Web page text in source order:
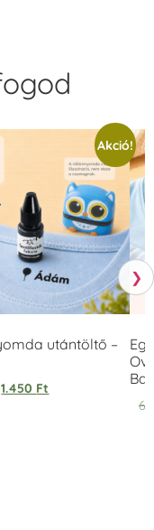
Akció!
utántöltő –
1.450 Ft
❯